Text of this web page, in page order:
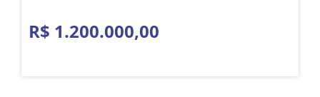
R$ 1.200.000,00